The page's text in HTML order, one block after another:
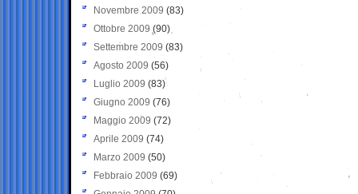
Novembre 2009 (83)
Ottobre 2009 (90)
Settembre 2009 (83)
Agosto 2009 (56)
Luglio 2009 (83)
Giugno 2009 (76)
Maggio 2009 (72)
Aprile 2009 (74)
Marzo 2009 (50)
Febbraio 2009 (69)